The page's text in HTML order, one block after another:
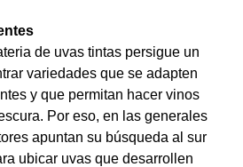
de uvas tintas persigue un
variedades que se adapten
y que permitan hacer vinos
Por eso, en las generales
apuntan su búsqueda al sur
ubicar uvas que desarrollen